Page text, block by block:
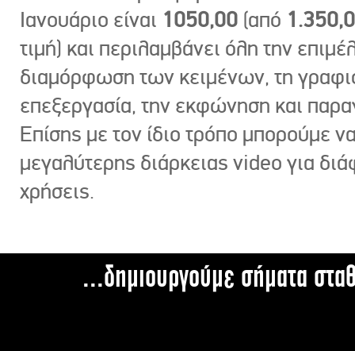
Ιανουάριο είναι 1050,00 (από
τιμή) και περιλαμβάνει όλη την
διαμόρφωση των κειμένων, τη
επεξεργασία, την εκφώνηση και
Επίσης με τον ίδιο τρόπο μπορούμε
μεγαλύτερης διάρκειας video για
χρήσεις.
...δημιουργούμε σήματα